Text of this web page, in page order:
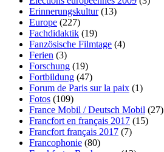
Erinnerungskultur(13)
Europe (227)
Fachdidaktik (19)
Fanzösische Filmtage (4)
Ferien (3)
Forschung (19)
Fortbildung (47)
Forum de Paris sur la paix (1)
Fotos (109)
France Mobil / Deutsch Mobil (27)
Francfort en français 2017 (15)
Francfort français 2017 (7)
Francophonie (80)